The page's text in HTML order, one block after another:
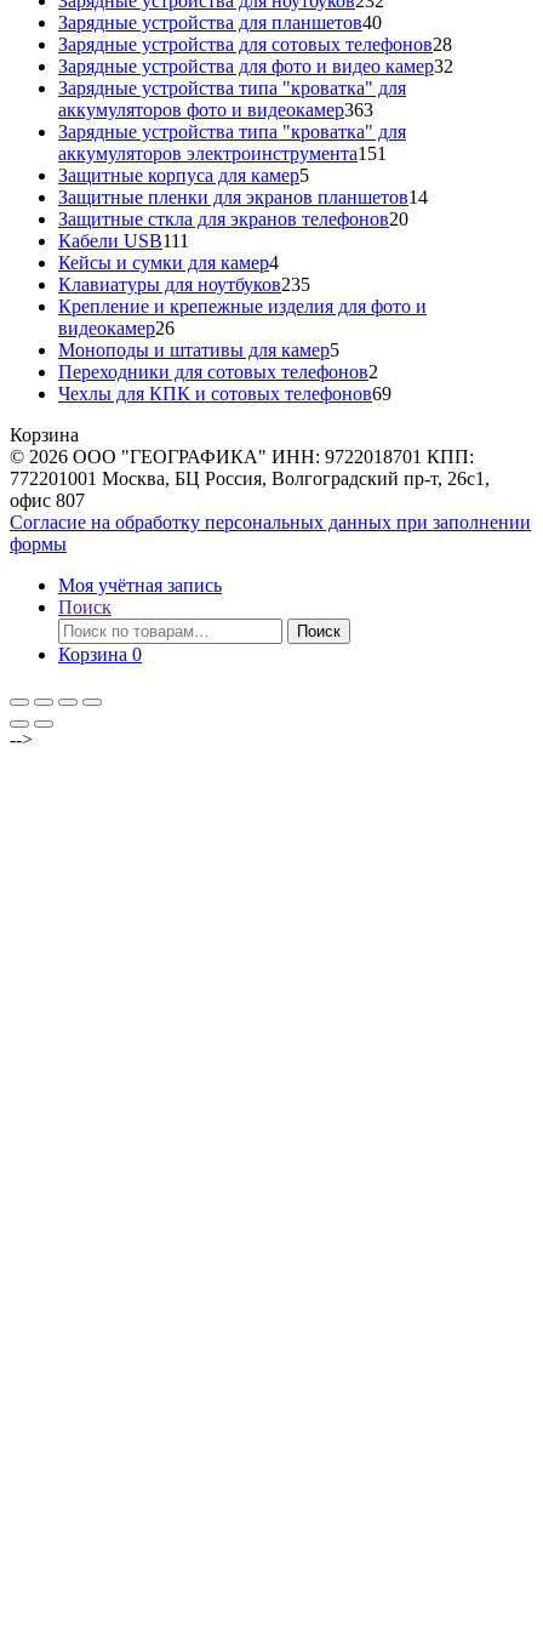
Зарядные устройства для планшетов4040
товаров
Зарядные устройства для сотовых телефонов2828
товаров
Зарядные устройства для фото и видео камер32
Зарядные устройства типа "кроватка" для
аккумуляторов фото и видеокамер363363
товара
Зарядные устройства типа "кроватка" для
аккумуляторов электроинструмента151
Защитные корпуса для камер55
товаров
Защитные пленки для экранов планшетов1414
Защитные сткла для экранов телефонов2020
Кабели USB111
товаров
Кейсы и сумки для камер44
товара
Клавиатуры для ноутбуков235235
товаров
Крепление и крепежные изделия для фото и
видеокамер2626
товаров
Моноподы и штативы для камер55
товаров
Переходники для сотовых телефонов2
товара
Чехлы для КПК и сотовых телефонов6969
Корзина
© 2026 ООО "ГЕОГРАФИКА" ИНН: 9722018701 КПП:
772201001 Москва, БЦ Россия, Волгоградский пр-т, 26с1,
офис 807
Согласие на обработку персональных данных при заполнении
формы
Моя учётная запись
Поиск
Искать:
Поиск
Корзина 0
-->